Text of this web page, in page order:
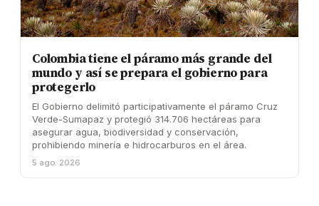
Colombia tiene el páramo más grande del
mundo y así se prepara el gobierno para
protegerlo
El Gobierno delimitó participativamente el páramo Cruz
Verde-Sumapaz y protegió 314.706 hectáreas para
asegurar agua, biodiversidad y conservación,
prohibiendo minería e hidrocarburos en el área.
5 ago. 2026